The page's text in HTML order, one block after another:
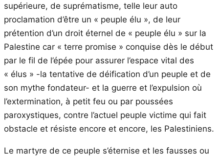
supérieure, de suprématisme, telle leur auto
proclamation d’être un « peuple élu », de leur
prétention d’un droit éternel de « peuple élu » sur la
Palestine car « terre promise » conquise dès le début
par le fil de l’épée pour assurer l’espace vital des
« élus » -la tentative de déification d’un peuple et de
son mythe fondateur- et la guerre et l’expulsion où
l’extermination, à petit feu ou par poussées
paroxystiques, contre l’actuel peuple victime qui fait
obstacle et résiste encore et encore, les Palestiniens.
Le martyre de ce peuple s’éternise et les fausses ou